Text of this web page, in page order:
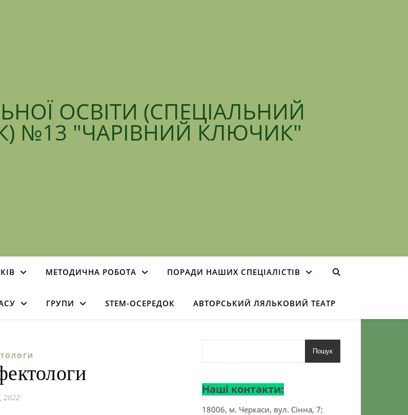
ОСВІТИ (СПЕЦІАЛЬНИЙ
№13 "ЧАРІВНИЙ КЛЮЧИК"
МЕТОДИЧНА РОБОТА ПОРАДИ НАШИХ СПЕЦІАЛІСТІВ
ГРУПИ STEM-ОСЕРЕДОК АВТОРСЬКИЙ ЛЯЛЬКОВИЙ ТЕАТР
2022
Пошук
Наші контакти:
18006, м. Черкаси, вул. Сінна, 7;